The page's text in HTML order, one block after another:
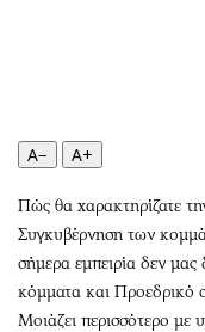
Οικονομία
Real Estate
Επιχειρήσεις
Αγορές
Money Review
AstroBank Properties
A− A+
Πώς θα χαρακτηρίζατε
Συγκυβέρνηση των
σήμερα εμπειρία δεν μας
κόμματα και Προεδρικό
Μοιάζει περισσότερο με